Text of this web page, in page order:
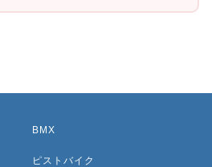
BMX
ピストバイク